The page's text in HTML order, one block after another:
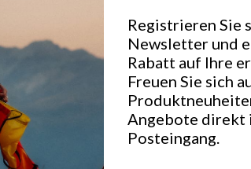
Registrieren Sie
Newsletter und
Rabatt auf Ihre
Freuen Sie sich
Angebote direkt
Posteingang.